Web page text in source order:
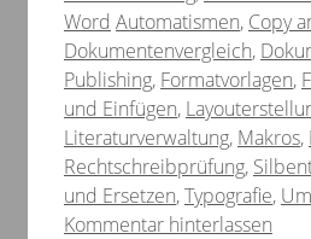
Word Schlagwörter
Automatismen, Copy
Dokumentenvergleich,
Publishing, Formatvorlagen,
und Einfügen,
Literaturverwaltung, Makros,
Rechtschreibprüfung,
und Ersetzen,Typografie,
Kommentar hinterlassen